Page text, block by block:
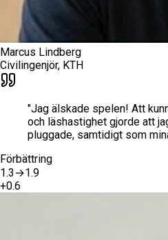
Marcus Lindberg
Civilingenjör, KTH
"Jag älskade spelen! Att
och läshastighet gjorde att
pluggade, samtidigt som
Förbättring
1.3 →1.9
+0.6